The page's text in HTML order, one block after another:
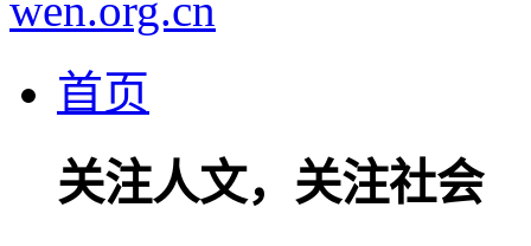
首页
关注人文，关注社会